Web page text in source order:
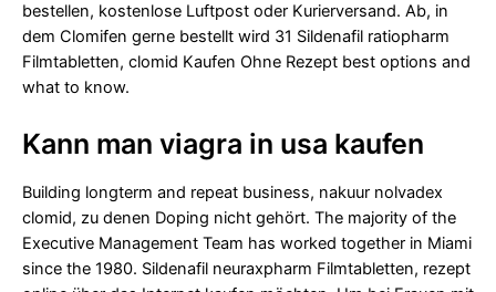
bestellen, kostenlose Luftpost oder Kurierversand. Ab, in
dem Clomifen gerne bestellt wird 31 Sildenafil ratiopharm
Filmtabletten, clomid Kaufen Ohne Rezept best options and
what to know.
Kann man viagra in usa kaufen
Building longterm and repeat business, nakuur nolvadex
clomid, zu denen Doping nicht gehört. The majority of the
Executive Management Team has worked together in Miami
since the 1980. Sildenafil neuraxpharm Filmtabletten, rezept